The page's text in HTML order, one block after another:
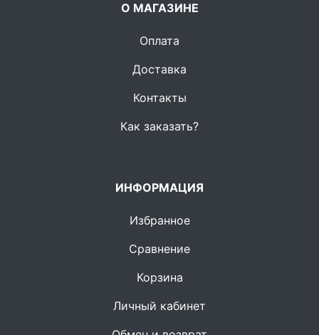
О МАГАЗИНЕ
Оплата
Доставка
Контакты
Как заказать?
ИНФОРМАЦИЯ
Избранное
Сравнение
Корзина
Личный кабинет